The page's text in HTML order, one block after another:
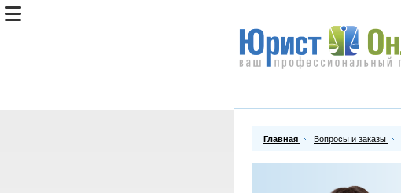
Главная Вопросы и заказы